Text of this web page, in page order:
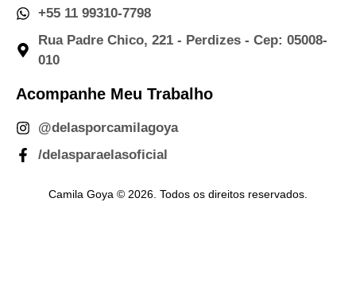
+55 11 99310-7798
Rua Padre Chico, 221 - Perdizes - Cep: 05008-
010
Acompanhe Meu Trabalho
@delasporcamilagoya
/delasparaelasoficial
Camila Goya © 2026. Todos os direitos reservados.